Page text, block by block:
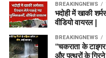
BREAKINGNEWS
भदोही में खाकी
वीडियो वायरल |
BREAKINGNEWS
“चकराता के
और पत्थरों के